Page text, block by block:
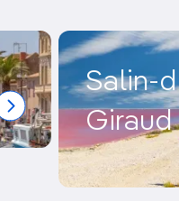
Salin-
Giraud